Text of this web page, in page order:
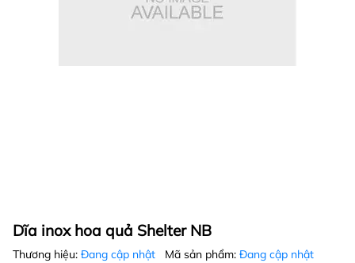
Dĩa inox hoa quả Shelter NB
Thương hiệu: Đang cập nhật Mã sản phẩm: Đang cập nhật